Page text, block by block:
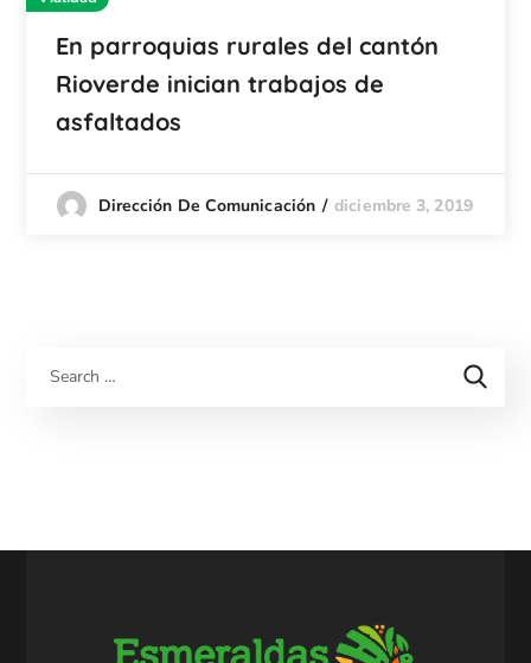
En parroquias rurales del cantón
Rioverde inician trabajos de
asfaltados
Dirección De Comunicación diciembre 3, 2019